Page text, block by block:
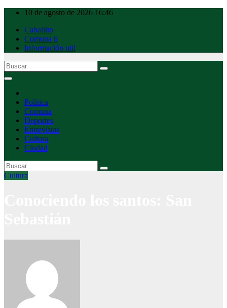
contenido
10 de agosto de 2026 16:46
Caballito
Comuna 6
Información util
Caballito Urbano
Política
Comuna
Deportes
Entrevistas
Cultura
Ciudad
Cultura